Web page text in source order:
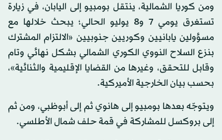
ومن كوريا الشمالية، ينتقل بومبيو إلى اليابان، في زيارة
تستغرق يومي 7 و8 يوليو الحالي؛ يبحث خلالها مع
مسؤولين يابانيين وكوريين جنوبيين «الالتزام المشترك
بنزع السلاح النووي الكوري الشمالي بشكل نهائي وتام
وقابل للتحقق، وغيرها من القضايا الإقليمية والثنائية»،
بحسب بيان الخارجية الأميركية.
ويتوجّه بعدها بومبيو إلى هانوي ثم إلى أبوظبي، ومن ثم
إلى بروكسل للمشاركة في قمة حلف شمال الأطلسي.